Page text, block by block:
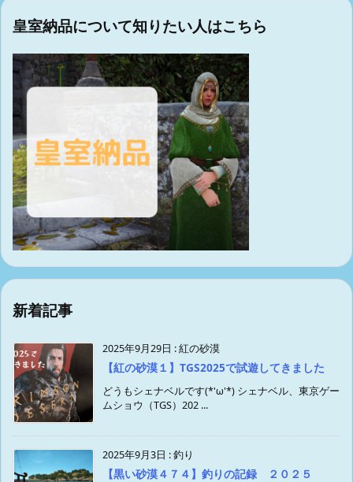
皇室納品について知りたい人はこちら
新着記事
2025年9月29日 :紅の砂漠
【紅の砂漠１】TGS2025で試遊してきました
どうもシェナベルです(*'ω'*) シェナベル、東京ゲー
ムショウ（TGS）202 ...
2025年9月3日 :釣り
【黒い砂漠４７４】釣りの記録 ２０２５